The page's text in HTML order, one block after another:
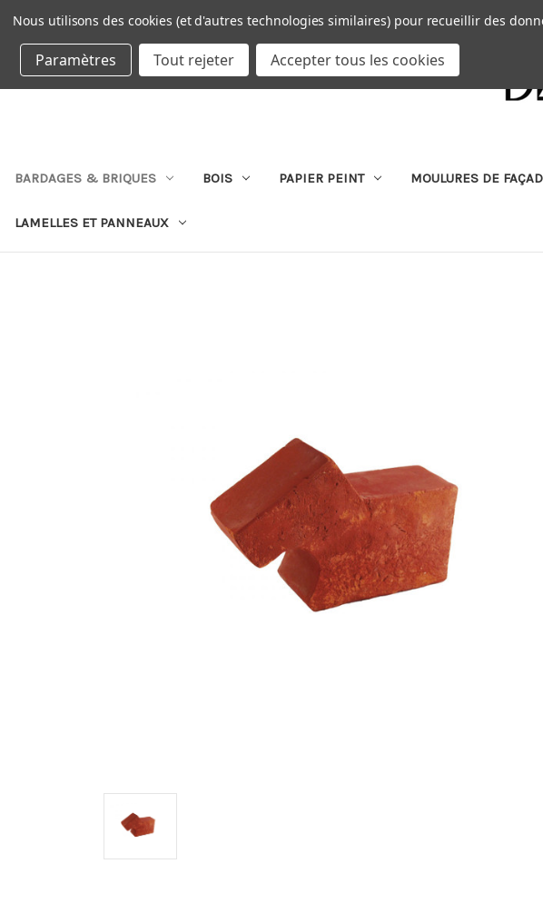
DEVISE : EUR
BARDAGES & BRIQUES BOIS PAPIER PEINT MOULURES DE
LAMELLES ET PANNEAUX
Nous utilisons des cookies (et d'autres technologies similaires) pour recueillir des
Paramètres Tout rejeter Accepter tous les cookies